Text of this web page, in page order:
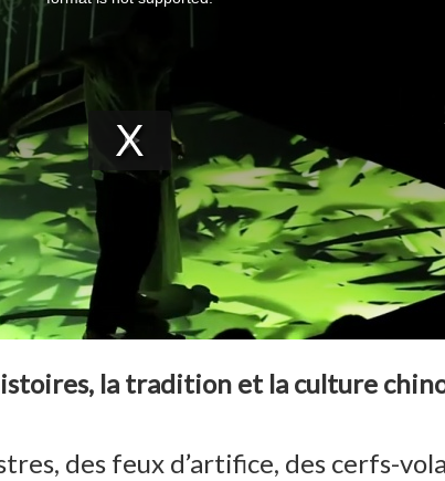
la tradition et la culture
des feux d’artifice, des cerfs-